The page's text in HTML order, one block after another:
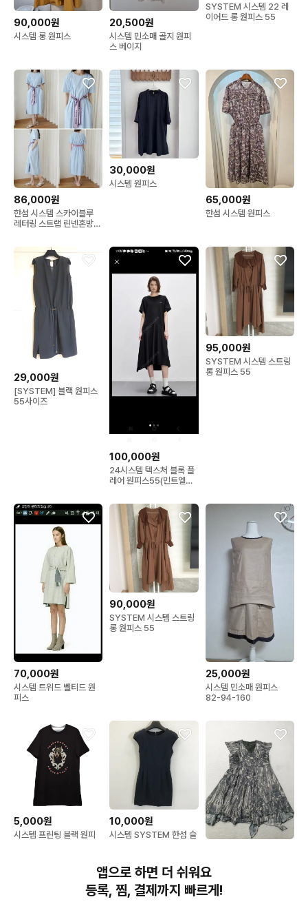
90,000원
시스템 롱 원피스
20,500원
시스템 민소매 골지 원피
스 베이지
SYSTEM 시스템 22 레
이어드 롱 원피스 55
86,000원
한섬 시스템 스카이블루
레터링 스트랩 린넨혼방
30,000원
시스템 원피스
65,000원
한섬 시스템 원피스
29,000원
[SYSTEM] 블랙 원피스
55사이즈
100,000원
24시스템 텍스처 블록 플
레어 원피스55(민트엘로
95,000원
SYSTEM 시스템 스트링
롱 원피스 55
70,000원
시스템 트위드 벨티드 원
피스
90,000원
SYSTEM 시스템 스트링
롱 원피스 55
25,000원
시스템 민소매 원피스
82-94-160
5,000원
시스템 프린팅 블랙 원피
10,000원
시스템 SYSTEM 한섬 슬
시스템 민소매 프린트 시
폰 원피스 55 여성85
앱으로 하면 더 쉬워요
등록, 찜, 결제까지 빠르게!